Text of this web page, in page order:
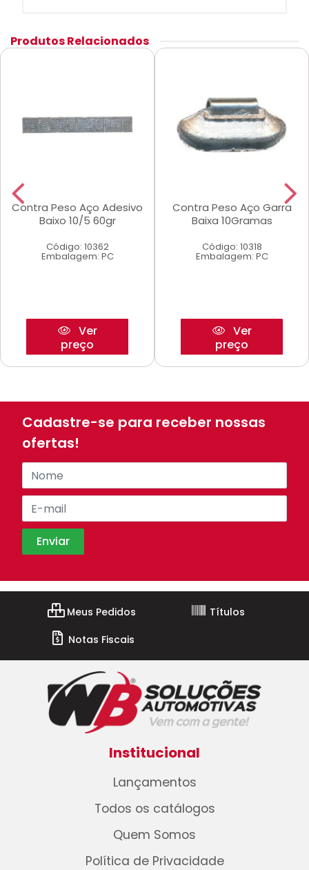
Produtos Relacionados
Contra Peso Aço Adesivo
Baixo 10/5 60gr
Código: 10362
Embalagem: PC
Ver
preço
Contra Peso Aço Garra
Baixa 10Gramas
Código: 10318
Embalagem: PC
Ver
preço
Cadastre-se para receber nossas
ofertas!
Meus Pedidos
Títulos
Notas Fiscais
Institucional
Lançamentos
Todos os catálogos
Quem Somos
Política de Privacidade